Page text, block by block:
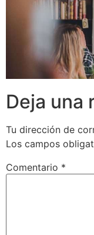
Deja una
Tu dirección de
Los campos
Comentario *